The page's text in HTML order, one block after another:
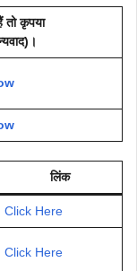
तो कृपया
लिंक
Click Here
Click Here